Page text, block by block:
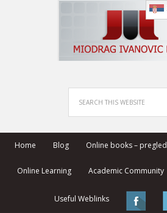
Home Blog Online books – pregled
Online Learning Academic Community
Useful Weblinks